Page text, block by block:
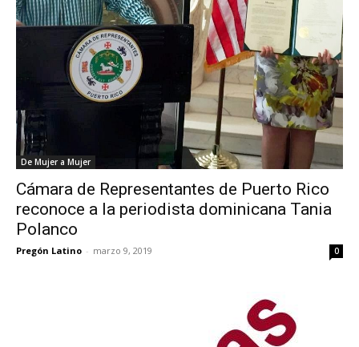
De Mujer a Mujer
Cámara de Representantes de Puerto Rico
reconoce a la periodista dominicana Tania
Polanco
Pregón Latino - marzo 9, 2019 0